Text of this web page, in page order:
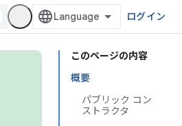
ログイン
このページの内容
概要
パブリック コン
ストラクタ